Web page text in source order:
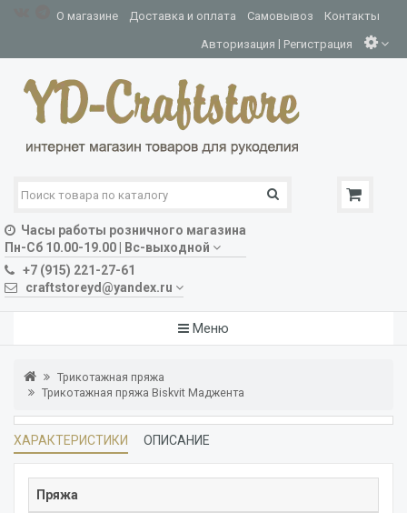
О магазине Доставка и оплата Самовывоз Контакты
Авторизация | Регистрация
Часы работы розничного магазина
Пн-Сб 10.00-19.00 | Вс-выходной
+7 (915) 221-27-61
craftstoreyd@yandex.ru
Меню
Трикотажная пряжа
Трикотажная пряжа Biskvit Маджента
ХАРАКТЕРИСТИКИ ОПИСАНИЕ
Пряжа